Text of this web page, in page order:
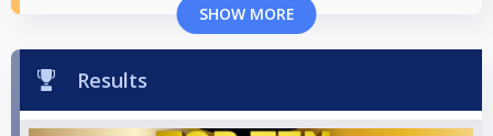
SHOW MORE
Results